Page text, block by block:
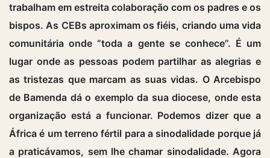
trabalham em estreita colaboração com os padres e os
bispos. As CEBs aproximam os fiéis, criando uma vida
comunitária onde “toda a gente se conhece”. É um
lugar onde as pessoas podem partilhar as alegrias e
as tristezas que marcam as suas vidas. O Arcebispo
de Bamenda dá o exemplo da sua diocese, onde esta
organização está a funcionar. Podemos dizer que a
África é um terreno fértil para a sinodalidade porque já
a praticávamos, sem lhe chamar sinodalidade. Agora